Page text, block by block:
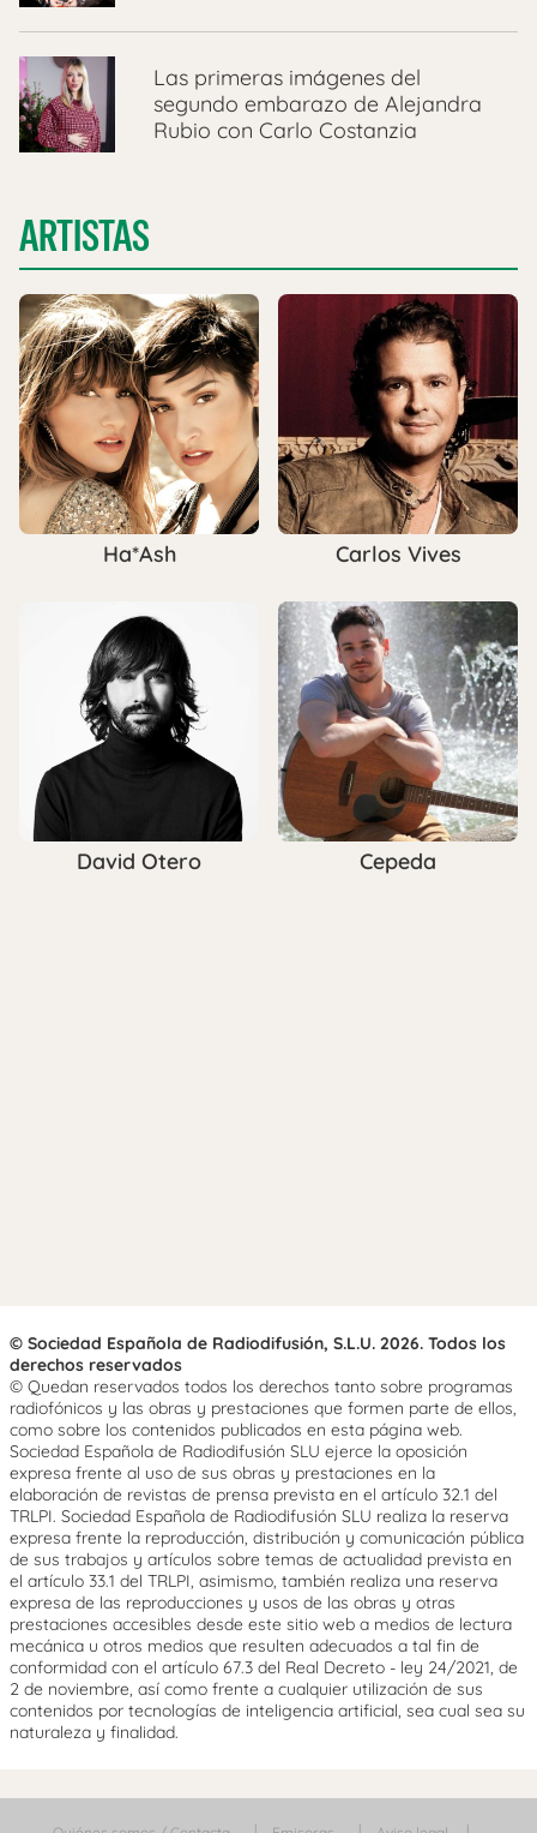
Las primeras imágenes del
segundo embarazo de Alejandra
Rubio con Carlo Costanzia
ARTISTAS
Ha*Ash Carlos Vives
David Otero Cepeda
© Sociedad Española de Radiodifusión, S.L.U. 2026. Todos los
derechos reservados
© Quedan reservados todos los derechos tanto sobre programas
radiofónicos y las obras y prestaciones que formen parte de ellos,
como sobre los contenidos publicados en esta página web.
Sociedad Española de Radiodifusión SLU ejerce la oposición
expresa frente al uso de sus obras y prestaciones en la
elaboración de revistas de prensa prevista en el artículo 32.1 del
TRLPI. Sociedad Española de Radiodifusión SLU realiza la reserva
expresa frente la reproducción, distribución y comunicación pública
de sus trabajos y artículos sobre temas de actualidad prevista en
el artículo 33.1 del TRLPI, asimismo, también realiza una reserva
expresa de las reproducciones y usos de las obras y otras
prestaciones accesibles desde este sitio web a medios de lectura
mecánica u otros medios que resulten adecuados a tal fin de
conformidad con el artículo 67.3 del Real Decreto - ley 24/2021, de
2 de noviembre, así como frente a cualquier utilización de sus
contenidos por tecnologías de inteligencia artificial, sea cual sea su
naturaleza y finalidad.